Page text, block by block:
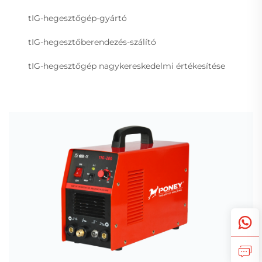
tIG-hegesztőgép-gyártó
tIG-hegesztőberendezés-szálító
tIG-hegesztőgép nagykereskedelmi értékesítése